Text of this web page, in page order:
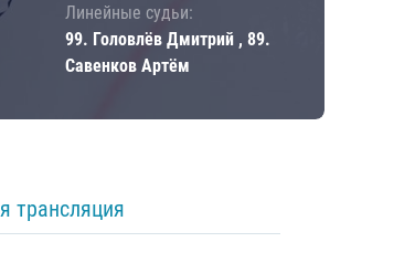
Линейные судьи:
99. Головлёв Дмитрий , 89.
Савенков Артём
трансляция